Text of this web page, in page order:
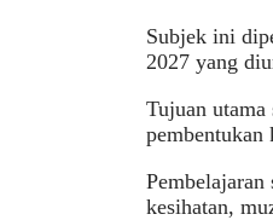
Subjek ini
2027 yang
Tujuan utama
pembentukan
kesihatan,